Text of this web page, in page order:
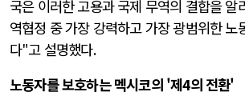
국은 이러한 고용과 국제 무역의 결합을 알
역협정 중 가장 강력하고 가장 광범위한 노
다"고 설명했다.
노동자를 보호하는 멕시코의 '제4의 전환'